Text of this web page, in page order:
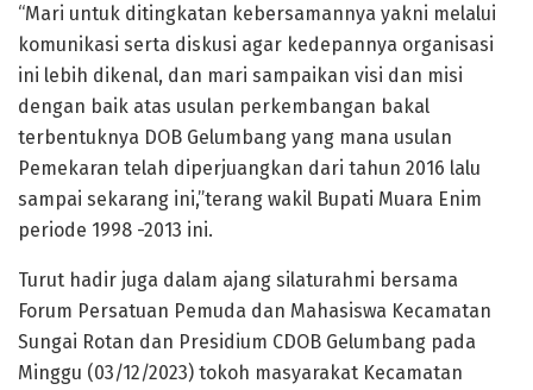
“Mari untuk ditingkatan kebersamannya yakni melalui
komunikasi serta diskusi agar kedepannya organisasi
ini lebih dikenal, dan mari sampaikan visi dan misi
dengan baik atas usulan perkembangan bakal
terbentuknya DOB Gelumbang yang mana usulan
Pemekaran telah diperjuangkan dari tahun 2016 lalu
sampai sekarang ini,”terang wakil Bupati Muara Enim
periode 1998 -2013 ini.
Turut hadir juga dalam ajang silaturahmi bersama
Forum Persatuan Pemuda dan Mahasiswa Kecamatan
Sungai Rotan dan Presidium CDOB Gelumbang pada
Minggu (03/12/2023) tokoh masyarakat Kecamatan